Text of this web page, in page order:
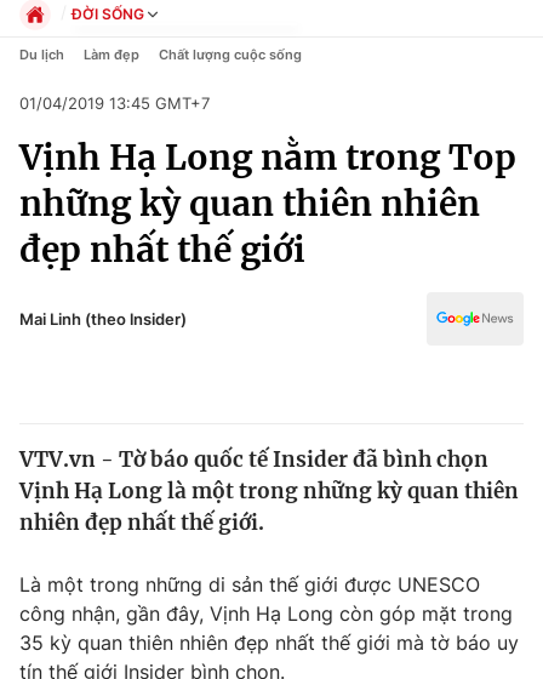
Chuyên mục
Chính trị
Xã hội
Pháp luật
Thế giới
Tin tức
Câu chuyện quốc tế
Kinh tế
Tài chính
Thị trường
Dữ liệu và đời sống
ĐỜI SỐNG
Chính trị
Pháp luật
Kinh tế
Thể thao
Truyền hình
Văn hóa - Giải trí
Công nghệ
Du lịch Làm đẹp Chất lượng cuộc sống
01/04/2019 13:45 GMT+7
Vịnh Hạ Long nằm trong Top
những kỳ quan thiên nhiên
đẹp nhất thế giới
Mai Linh (theo lnsider)
VTV.vn - Tờ báo quốc tế Insider đã bình chọn
Vịnh Hạ Long là một trong những kỳ quan thiên
nhiên đẹp nhất thế giới.
Là một trong những di sản thế giới được UNESCO
công nhận, gần đây, Vịnh Hạ Long còn góp mặt trong
35 kỳ quan thiên nhiên đẹp nhất thế giới mà tờ báo uy
tín thế giới Insider bình chọn.